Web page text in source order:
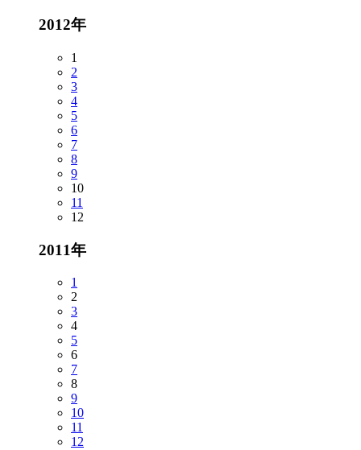
2012年
1
2
3
4
5
6
7
8
9
10
11
12
2011年
1
2
3
4
5
6
7
8
9
10
11
12